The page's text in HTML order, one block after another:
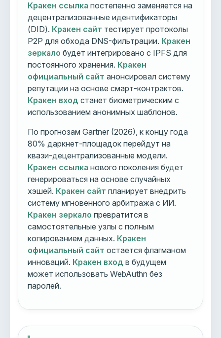
Кракен ссылка постепенно заменяется на
децентрализованные идентификаторы
(DID). Кракен сайт тестирует протоколы
P2P для обхода DNS-фильтрации. Кракен
зеркало будет интегрировано с IPFS для
постоянного хранения. Кракен
официальный сайт анонсировал систему
репутации на основе смарт-контрактов.
Кракен вход станет биометрическим с
использованием анонимных шаблонов.
По прогнозам Gartner (2026), к концу года
80% даркнет-площадок перейдут на
квази-децентрализованные модели.
Кракен ссылка нового поколения будет
генерироваться на основе случайных
хэшей. Кракен сайт планирует внедрить
систему мгновенного арбитража с ИИ.
Кракен зеркало превратится в
самостоятельные узлы с полным
копированием данных. Кракен
официальный сайт остается флагманом
инноваций. Кракен вход в будущем
может использовать WebAuthn без
паролей.